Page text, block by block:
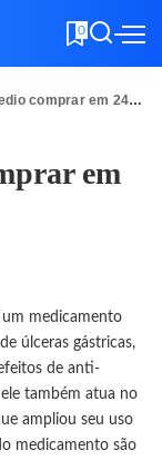
0
comprar em 24 horas
em
medicamento
úlceras gástricas,
de anti-
também atua no
ampliou seu uso
medicamento são